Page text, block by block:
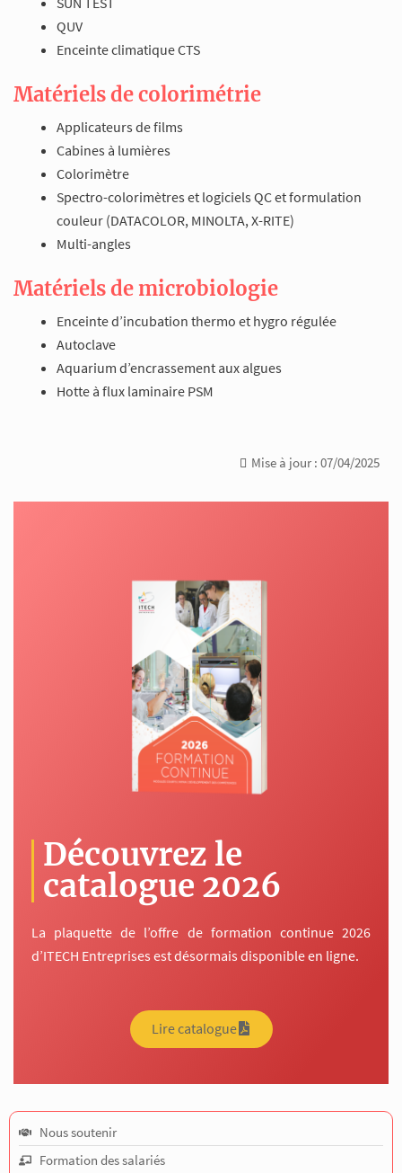
QUV
Enceinte climatique CTS
Matériels de colorimétrie
Applicateurs de films
Cabines à lumières
Colorimètre
Spectro-colorimètres et logiciels QC et formulation
couleur (DATACOLOR, MINOLTA, X-RITE)
Multi-angles
Matériels de microbiologie
Enceinte d’incubation thermo et hygro régulée
Autoclave
Aquarium d’encrassement aux algues
Hotte à flux laminaire PSM
Mise à jour : 07/04/2025
Découvrez le
catalogue 2026
La plaquette de l’offre de formation continue 2026
d’ITECH Entreprises est désormais disponible en ligne.
Lire catalogue
Nous soutenir
Formation des salariés